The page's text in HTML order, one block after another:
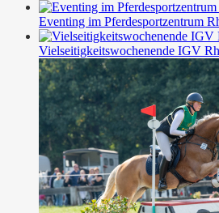
Eventing im Pferdesportzentrum
Vielseitigkeitswochenende IGV